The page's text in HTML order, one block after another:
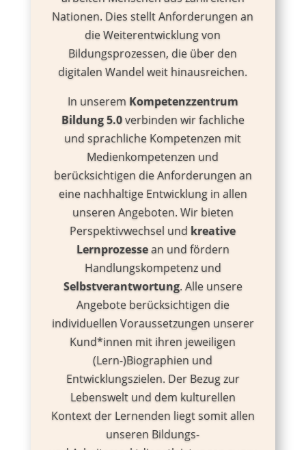
Nationen. Dies stellt Anforderungen an
die Weiterentwicklung von
Bildungsprozessen, die über den
digitalen Wandel weit hinausreichen.
In unserem Kompetenzzentrum
Bildung 5.0verbinden wir fachliche
und sprachliche Kompetenzen mit
Medienkompetenzen und
berücksichtigen die Anforderungen an
eine nachhaltige Entwicklung in allen
unseren Angeboten. Wir bieten
Perspektivwechsel und kreative
Lernprozessean und fördern
Handlungskompetenz und
Selbstverantwortung. Alle unsere
Angebote berücksichtigen die
individuellen Voraussetzungen unserer
Kund*innen mit ihren jeweiligen
(Lern-)Biographien und
Entwicklungszielen. Der Bezug zur
Lebenswelt und dem kulturellen
Kontextder Lernenden liegt somit allen
unseren Bildungs-